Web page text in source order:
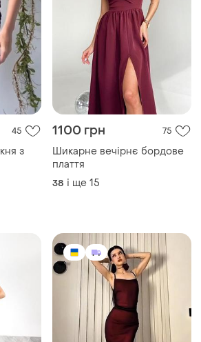
45
з
1100 грн 75
Шикарне вечірнє бордове
плаття
38 і ще 15